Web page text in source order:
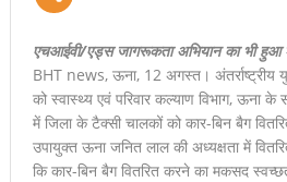
एचआईवी/एड्स जागरूकता अभियान का भी हुआ
BHT news, ऊना, 12 अगस्त। अंतर्राष्ट्रीय
को स्वास्थ्य एवं परिवार कल्याण विभाग, ऊना
में जिला के टैक्सी चालकों को कार-बिन बैग
उपायुक्त ऊना जनित लाल की अध्यक्षता में
कि कार-बिन बैग वितरित करने का मकसद